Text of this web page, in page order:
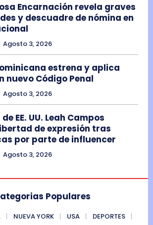
Encarnación revela graves
y descuadre de nómina en
Agosto 3, 2026
estrena y aplica
nuevo Código Penal
Agosto 3, 2026
EE. UU. Leah Campos
de expresión tras
por parte de influencer
Agosto 3, 2026
Populares
NUEVA YORK USA
DEPORTES